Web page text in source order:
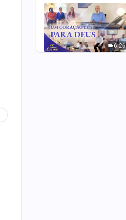
6:26